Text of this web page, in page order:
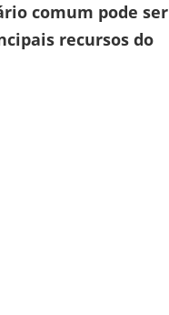
comum pode ser
recursos do